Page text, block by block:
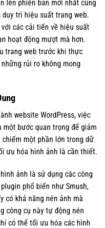
lên phiên bản mới nhất cũng
trì hiệu suất trang web.
các cải tiến về hiệu suất
hoạt động mượt mà hơn.
trang web trước khi thực
rủi ro không mong
website WordPress, việc
bước quan trọng để giảm
một phần lớn trong dữ
ưu hóa hình ảnh là cần thiết.
ảnh là sử dụng các công
phổ biến như Smush,
có khả năng nén ảnh mà
công cụ này tự động nén
có thể tối ưu hóa các hình